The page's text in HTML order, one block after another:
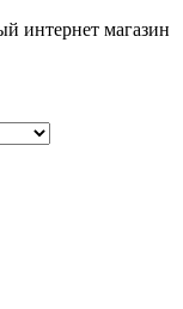
интернет магазин